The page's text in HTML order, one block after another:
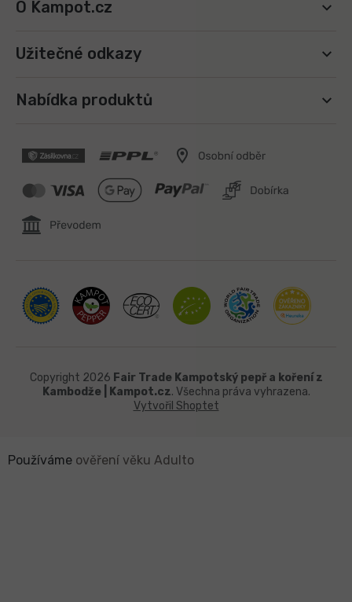
O Kampot.cz
Užitečné odkazy
Nabídka produktů
Vytvořil Shoptet
Copyright 2026 Fair Trade Kampotský pepř a koření z
Kambodže | Kampot.cz. Všechna práva vyhrazena.
Používáme ověření věku Adulto